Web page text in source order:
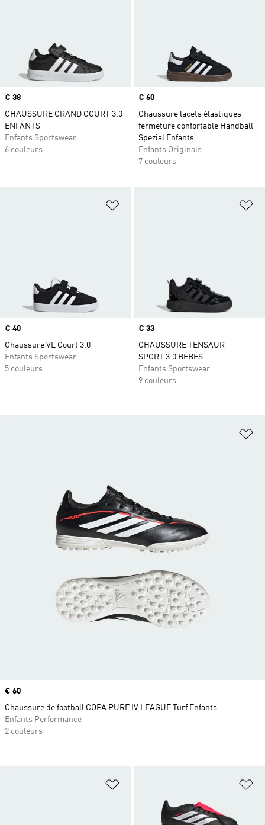
Prix
€ 38
CHAUSSURE GRAND COURT 3.0
ENFANTS
Enfants Sportswear
6 couleurs
Prix
€ 60
Chaussure lacets élastiques
fermeture confortable Handball
Spezial Enfants
Enfants Originals
7 couleurs
Ajouter à la Liste de produits
Prix
€ 40
Chaussure VL Court 3.0
Enfants Sportswear
5 couleurs
Prix
€ 33
CHAUSSURE TENSAUR
SPORT 3.0 BÉBÉS
Enfants Sportswear
9 couleurs
Ajouter à la Liste de produits
Prix
€ 60
Chaussure de football COPA PURE IV LEAGUE Turf Enfants
Enfants Performance
2 couleurs